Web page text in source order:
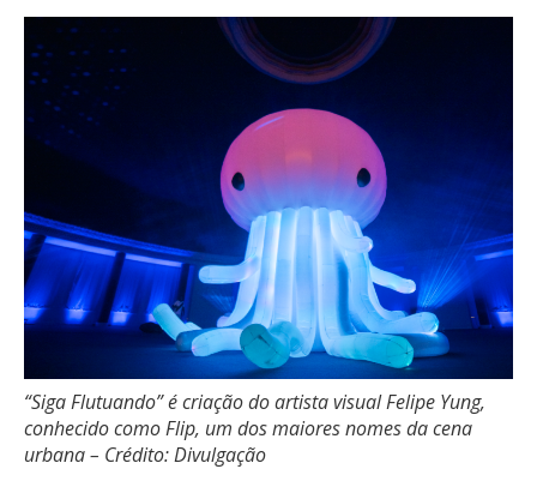
“Siga Flutuando” é criação do artista visual Felipe Yung,
conhecido como Flip, um dos maiores nomes da cena
urbana – Crédito: Divulgação